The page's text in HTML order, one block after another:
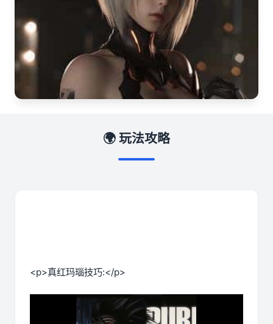
🌍 玩法攻略
<p>真红玛瑙技巧:</p>